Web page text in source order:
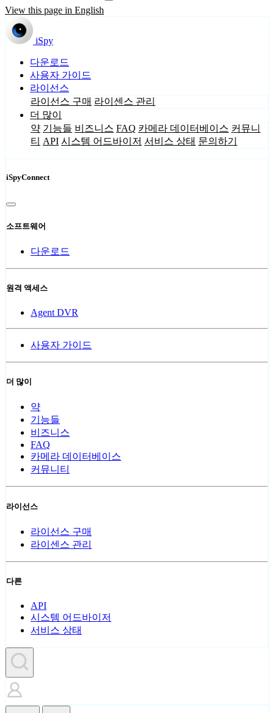
View this page in English
iSpy
다운로드
사용자 가이드
라이선스
라이선스 구매 라이센스 관리
더 많이
약 기능들 비즈니스 FAQ 카메라 데이터베이스 커뮤니
티 API 시스템 어드바이저 서비스 상태 문의하기
iSpyConnect
소프트웨어
다운로드
원격 액세스
Agent DVR
사용자 가이드
더 많이
약
기능들
비즈니스
FAQ
카메라 데이터베이스
커뮤니티
라이선스
라이선스 구매
라이센스 관리
다른
API
시스템 어드바이저
서비스 상태